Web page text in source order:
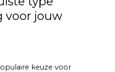
voor jouw
keuze voor